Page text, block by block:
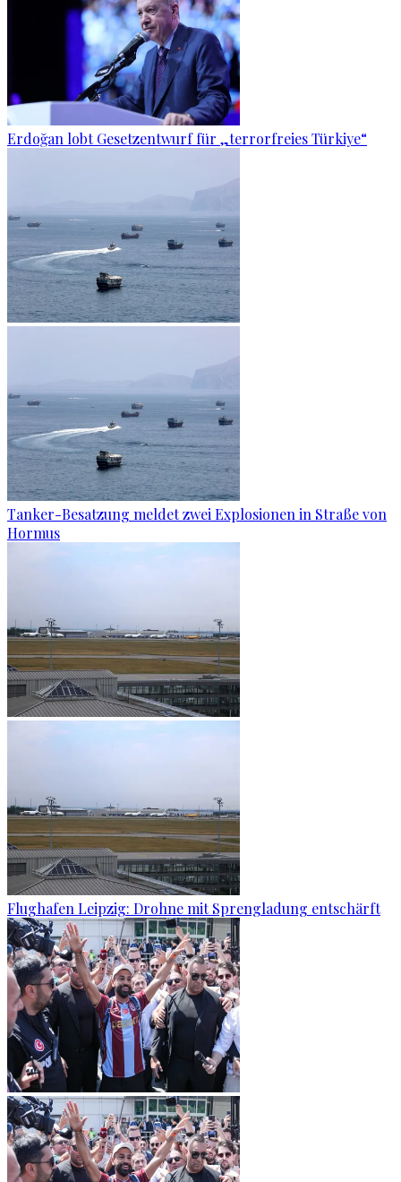
Erdoğan lobt Gesetzentwurf für „terrorfreies Türkiye“
Tanker-Besatzung meldet zwei Explosionen in Straße von
Hormus
Flughafen Leipzig: Drohne mit Sprengladung entschärft